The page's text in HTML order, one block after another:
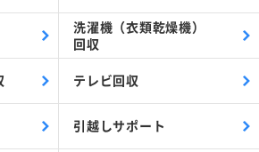
洗濯機（衣類乾燥機）
回収
テレビ回収
引越しサポート